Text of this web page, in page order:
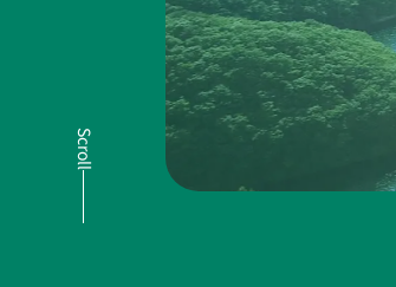
Scroll